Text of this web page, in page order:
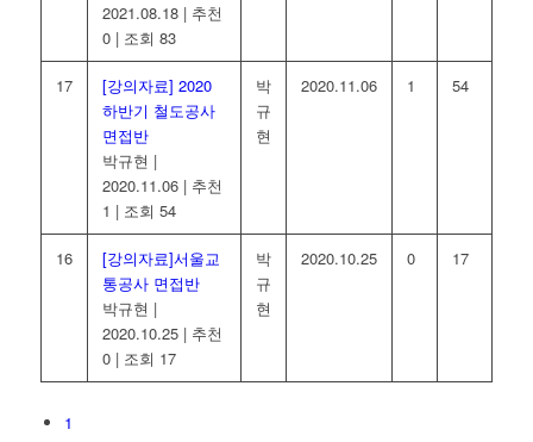
2021.08.18 | 추천
0 | 조회 83
17
[강의자료] 2020
하반기 철도공사
면접반
박규현 |
2020.11.06 | 추천
1 | 조회 54
박
규
현
2020.11.06 1 54
16
[강의자료]서울교
통공사 면접반
박규현 |
2020.10.25 | 추천
0 | 조회 17
박
규
현
2020.10.25 0 17
1